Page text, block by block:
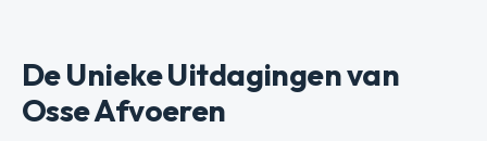
De Unieke Uitdagingen van
Osse Afvoeren